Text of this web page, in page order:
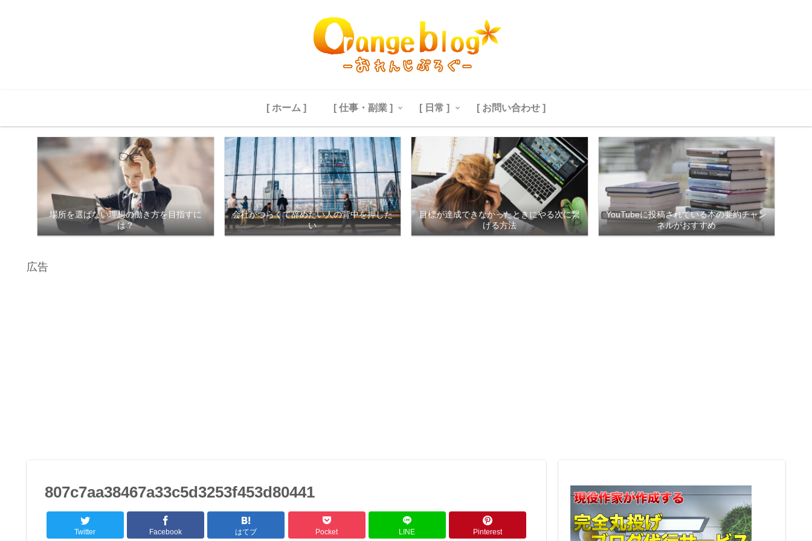
[ ホーム ] [ 仕事・副業 ] [ 日常 ] [ お問い合わせ ]
場所を選ばない理想の働き方を目指すに
は？
会社がつらくて辞めたい人の背中を押した
い
目標が達成できなかったときにやる次に繋
げる方法
YouTubeに投稿されている本の要約チャン
ネルがおすすめ
広告
807c7aa38467a33c5d3253f453d80441
Twitter Facebook はてブ Pocket LINE Pinterest